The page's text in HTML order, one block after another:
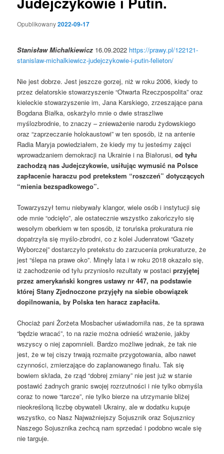
Opublikowany2022-09-17
Stanisław Michalkiewicz 16.09.2022 https://prawy.pl/122121-
stanislaw-michalkiewicz-judejczykowie-i-putin-felieton/
Nie jest dobrze. Jest jeszcze gorzej, niż w roku 2006, kiedy to
przez delatorskie stowarzyszenie “Otwarta Rzeczpospolita” oraz
kieleckie stowarzyszenie im, Jana Karskiego, zrzeszające pana
Bogdana Białka, oskarżyło mnie o dwie straszliwe
myślozbrodnie, to znaczy – znieważenie narodu żydowskiego
oraz “zaprzeczanie holokaustowi” w ten sposób, iż na antenie
Radia Maryja powiedziałem, że kiedy my tu jesteśmy zajęci
wprowadzaniem demokracji na Ukrainie i na Białorusi,od tyłu
zachodzą nas Judejczykowie, usiłując wymusić na Polsce
zapłacenie haraczu pod pretekstem “roszczeń” dotyczących
“mienia bezspadkowego”.
Towarzyszył temu niebywały klangor, wiele osób i instytucji się
ode mnie “odcięło”, ale ostatecznie wszystko zakończyło się
wesołym oberkiem w ten sposób, iż toruńska prokuratura nie
dopatrzyła się myślo-zbrodni, co z kolei Judenratowi “Gazety
Wyborczej” dostarczyło pretekstu do zarzucenia prokuraturze, że
jest “ślepa na prawe oko”. Minęły lata i w roku 2018 okazało się,
iż zachodzenie od tyłu przyniosło rezultaty w postaciprzyjętej
przez amerykański kongres ustawy nr 447, na podstawie
której Stany Zjednoczone przyjęły na siebie obowiązek
dopilnowania, by Polska ten haracz zapłaciła.
Chociaż pani Żorżeta Mosbacher uświadomiła nas, że ta sprawa
“będzie wracać”, to na razie można odnieść wrażenie, jakby
wszyscy o niej zapomnieli. Bardzo możliwe jednak, że tak nie
jest, że w tej ciszy trwają rozmaite przygotowania, albo nawet
czynności, zmierzające do zaplanowanego finału. Tak się
bowiem składa, że rząd “dobrej zmiany” nie jest już w stanie
postawić żadnych granic swojej rozrzutności i nie tylko obmyśla
coraz to nowe “tarcze”, nie tylko bierze na utrzymanie bliżej
nieokreśloną liczbę obywateli Ukrainy, ale w dodatku kupuje
wszystko, co Nasz Najważniejszy Sojusznik oraz Sojusznicy
Naszego Sojusznika zechcą nam sprzedać i podobno wcale się
nie targuje.